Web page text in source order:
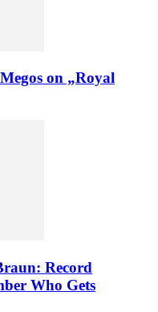
on „Royal
Record
Who Gets